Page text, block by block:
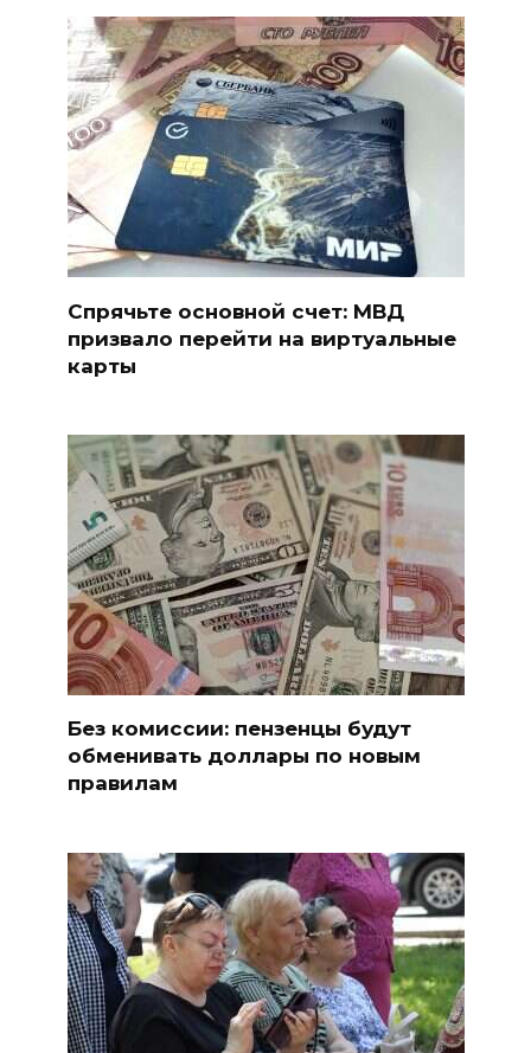
Спрячьте основной счет: МВД
призвало перейти на виртуальные
карты
Без комиссии: пензенцы будут
обменивать доллары по новым
правилам